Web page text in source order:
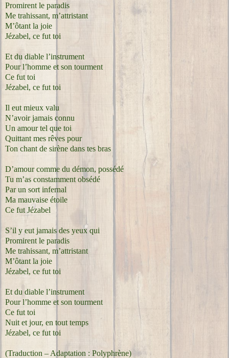
Promirent le paradis
Me trahissant, m’attristant
M’ôtant la joie
Jézabel, ce fut toi
Et du diable l’instrument
Pour l’homme et son tourment
Ce fut toi
Jézabel, ce fut toi
Il eut mieux valu
N’avoir jamais connu
Un amour tel que toi
Quittant mes rêves pour
Ton chant de sirène dans tes bras
D’amour comme du démon, possédé
Tu m’as constamment obsédé
Par un sort infernal
Ma mauvaise étoile
Ce fut Jézabel
S’il y eut jamais des yeux qui
Promirent le paradis
Me trahissant, m’attristant
M’ôtant la joie
Jézabel, ce fut toi
Et du diable l’instrument
Pour l’homme et son tourment
Ce fut toi
Nuit et jour, en tout temps
Jézabel, ce fut toi
(Traduction – Adaptation : Polyphrène)